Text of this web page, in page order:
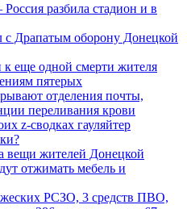
разбила стадион и в
с Драпатым оборону Донецкой
еще одной смерти жителя
пятерых
отделения почты,
переливания крови
z-сводках гауляйтер
вещи жителей Донецкой
отжимать мебель и
РСЗО, 3 средств ПВО,